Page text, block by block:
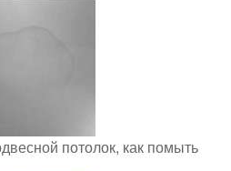
потолок, как помыть